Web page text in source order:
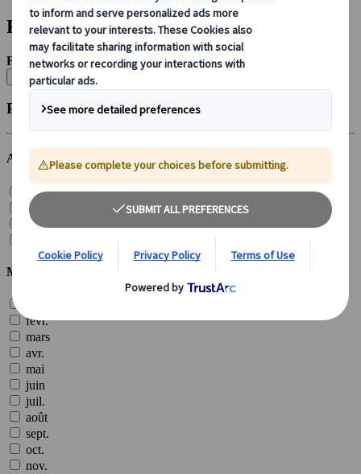
Filtres
Filtrer par :
Effacer tout
Publié
Année
2026 (19)
2025 (
2024 (
Mois
févr.
mars
avr.
mai
juin
juil.
août
sept.
oct.
nov.